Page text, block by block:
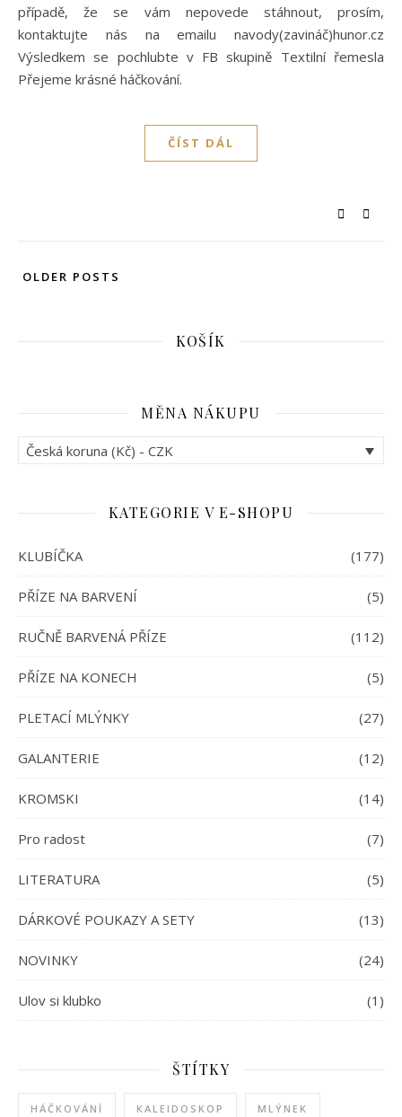
případě, že se vám nepovede stáhnout, prosím,
kontaktujte nás na emailu navody(zavináč)hunor.cz
Výsledkem se pochlubte v FB skupině Textilní řemesla
Přejeme krásné háčkování.
ČÍST DÁL
OLDER POSTS
KOŠÍK
MĚNA NÁKUPU
Česká koruna (Kč) - CZK
KATEGORIE V E-SHOPU
KLUBÍČKA (177)
PŘÍZE NA BARVENÍ (5)
RUČNĚ BARVENÁ PŘÍZE (112)
PŘÍZE NA KONECH (5)
PLETACÍ MLÝNKY (27)
GALANTERIE (12)
KROMSKI (14)
Pro radost (7)
LITERATURA (5)
DÁRKOVÉ POUKAZY A SETY (13)
NOVINKY (24)
Ulov si klubko (1)
ŠTÍTKY
HÁČKOVÁNÍ KALEIDOSKOP MLÝNEK